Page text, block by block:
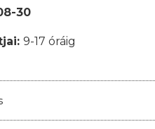
30
9-17 óráig